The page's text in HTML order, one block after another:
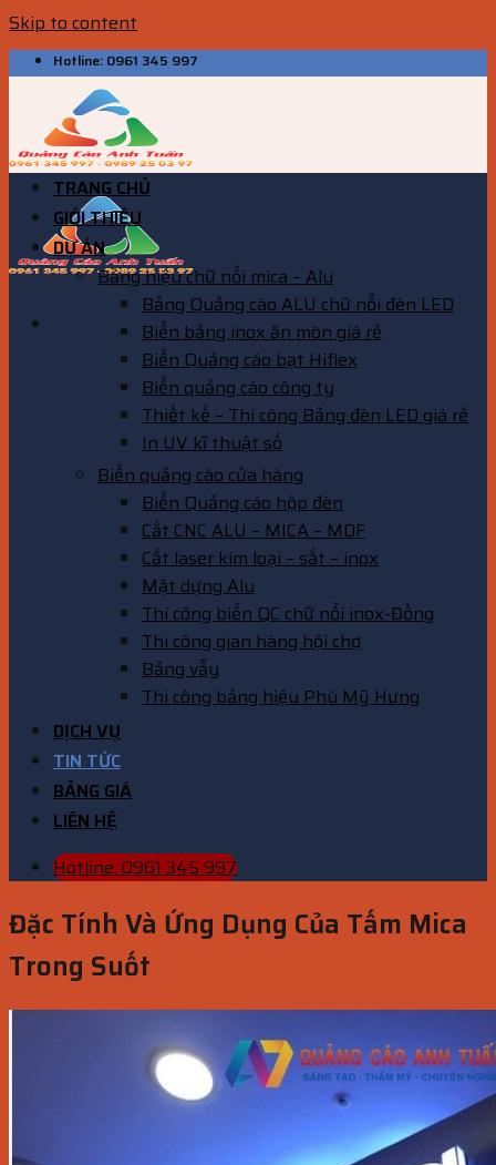
Skip to content
Hotline: 0961 345 997
TRANG CHỦ
GIỚI THIỆU
DỰ ÁN
Bảng hiệu chữ nổi mica – Alu
Bảng Quảng cáo ALU chữ nổi đèn LED
Biển bảng inox ăn mòn giá rẻ
Biển Quảng cáo bạt Hiflex
Biển quảng cáo công ty
Thiết kế – Thi công Bảng đèn LED giá rẻ
In UV kĩ thuật số
Biển quảng cáo cửa hàng
Biển Quảng cáo hộp đèn
Cắt CNC ALU – MICA – MDF
Cắt laser kim loại – sắt – inox
Mặt dựng Alu
Thi công biển QC chữ nổi inox-Đồng
Thi công gian hàng hội chợ
Bảng vẫy
Thi công bảng hiệu Phú Mỹ Hưng
DỊCH VỤ
TIN TỨC
BẢNG GIÁ
LIÊN HỆ
Hotline: 0961 345 997
Đặc Tính Và Ứng Dụng Của Tấm Mica
Trong Suốt